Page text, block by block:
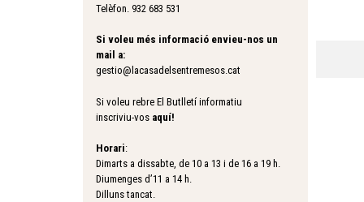
Telèfon. 932 683 531
Si voleu més informació envieu-nos un
mail a:
gestio@lacasadelsentremesos.cat
Si voleu rebre El Butlletí informatiu
inscriviu-vos aquí!
Horari:
Dimarts a dissabte, de 10 a 13 i de 16 a 19 h.
Diumenges d’11 a 14 h.
Dilluns tancat.